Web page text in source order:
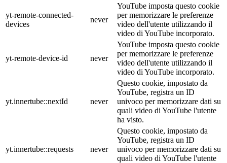
yt-remote-connected-
devices
never
YouTube imposta questo cookie
per memorizzare le preferenze
video dell'utente utilizzando il
video di YouTube incorporato.
yt-remote-device-id never
YouTube imposta questo cookie
per memorizzare le preferenze
video dell'utente utilizzando il
video di YouTube incorporato.
yt.innertube::nextId never
Questo cookie, impostato da
YouTube, registra un ID
univoco per memorizzare dati su
quali video di YouTube l'utente
ha visto.
yt.innertube::requests never
Questo cookie, impostato da
YouTube, registra un ID
univoco per memorizzare dati su
quali video di YouTube l'utente